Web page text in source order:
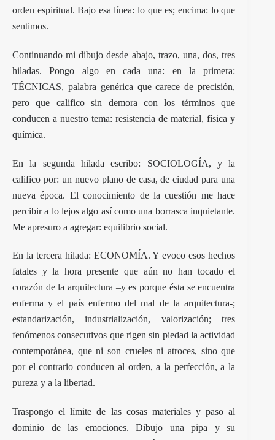
orden espiritual. Bajo esa línea: lo que es; encima: lo que
sentimos.
Continuando mi dibujo desde abajo, trazo, una, dos, tres
hiladas. Pongo algo en cada una: en la primera:
TÉCNICAS, palabra genérica que carece de precisión,
pero que califico sin demora con los términos que
conducen a nuestro tema: resistencia de material, física y
química.
En la segunda hilada escribo: SOCIOLOGÍA, y la
califico por: un nuevo plano de casa, de ciudad para una
nueva época. El conocimiento de la cuestión me hace
percibir a lo lejos algo así como una borrasca inquietante.
Me apresuro a agregar: equilibrio social.
En la tercera hilada: ECONOMÍA. Y evoco esos hechos
fatales y la hora presente que aún no han tocado el
corazón de la arquitectura –y es porque ésta se encuentra
enferma y el país enfermo del mal de la arquitectura-;
estandarización, industrialización, valorización; tres
fenómenos consecutivos que rigen sin piedad la actividad
contemporánea, que ni son crueles ni atroces, sino que
por el contrario conducen al orden, a la perfección, a la
pureza y a la libertad.
Traspongo el límite de las cosas materiales y paso al
dominio de las emociones. Dibujo una pipa y su